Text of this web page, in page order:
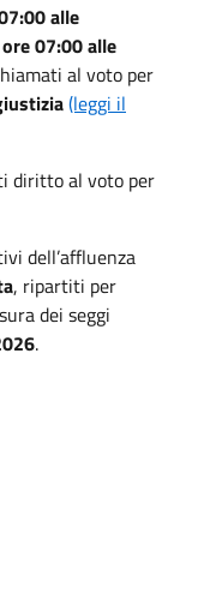
alle
07:00 alle
al voto per
(leggi il
diritto al voto per
dell’affluenza
, ripartiti per
dei seggi
.